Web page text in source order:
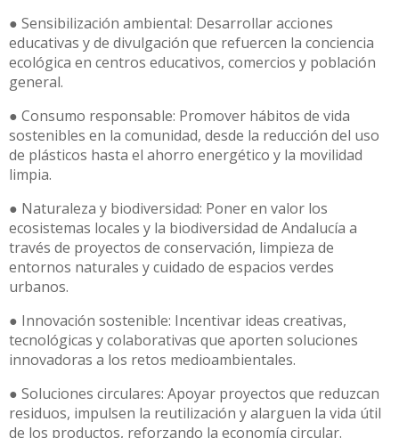
● Sensibilización ambiental: Desarrollar acciones
educativas y de divulgación que refuercen la conciencia
ecológica en centros educativos, comercios y población
general.
● Consumo responsable: Promover hábitos de vida
sostenibles en la comunidad, desde la reducción del uso
de plásticos hasta el ahorro energético y la movilidad
limpia.
● Naturaleza y biodiversidad: Poner en valor los
ecosistemas locales y la biodiversidad de Andalucía a
través de proyectos de conservación, limpieza de
entornos naturales y cuidado de espacios verdes
urbanos.
● Innovación sostenible: Incentivar ideas creativas,
tecnológicas y colaborativas que aporten soluciones
innovadoras a los retos medioambientales.
● Soluciones circulares: Apoyar proyectos que reduzcan
residuos, impulsen la reutilización y alarguen la vida útil
de los productos, reforzando la economía circular.